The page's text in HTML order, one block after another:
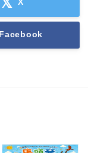
X
Facebook